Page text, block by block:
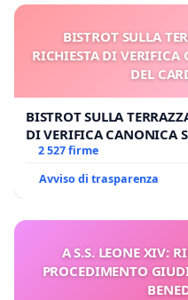
BISTROT SULLA
RICHIESTA DI VERIFICA
DEL
BISTROT SULLA
DI VERIFICA CANONICA
GAMBETTI
2 527 firme
Avviso di trasparenza
A S.S. LEONE XIV:
PROCEDIMENTO